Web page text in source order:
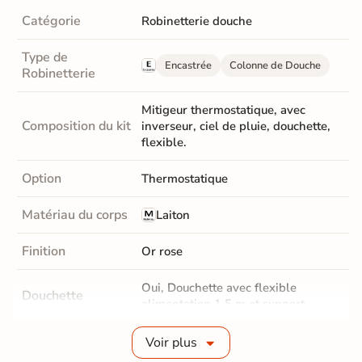
Catégorie Robinetterie douche
Type de
Robinetterie
Encastrée Colonne de Douche
Composition du kit
Mitigeur thermostatique, avec
inverseur, ciel de pluie, douchette,
flexible.
Option Thermostatique
Matériau du corps Laiton
Finition Or rose
Douchette
Oui, Douchette avec flexible
alimentation 1,5 m et support.
Abs
Voir plus